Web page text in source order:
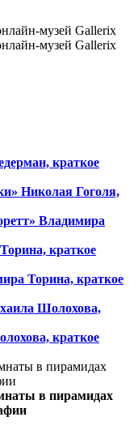
краткое
Николая Гоголя,
Владимира
краткое
Торина, краткое
Шолохова,
краткое
в пирамидах